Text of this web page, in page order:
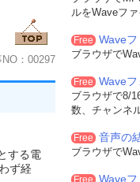
：00297
する電
ず経
ルをWaveフ
Free Wave
ブラウザで
Free Wave
ブラウザで8/
数、チャンネ
Free 音声の
ブラウザで
Free Wave